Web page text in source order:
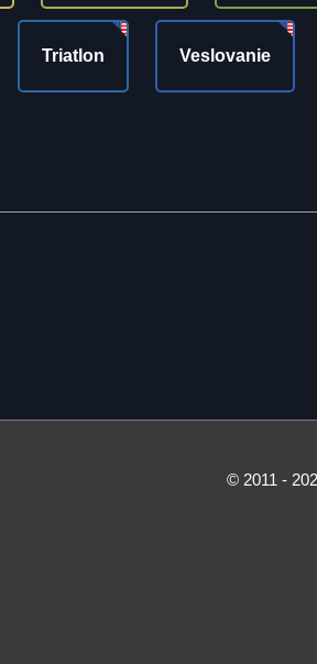
Triatlon Veslovanie
© 2011 -